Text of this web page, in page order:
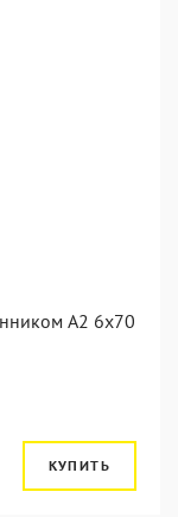
А2 6х70
КУПИТЬ